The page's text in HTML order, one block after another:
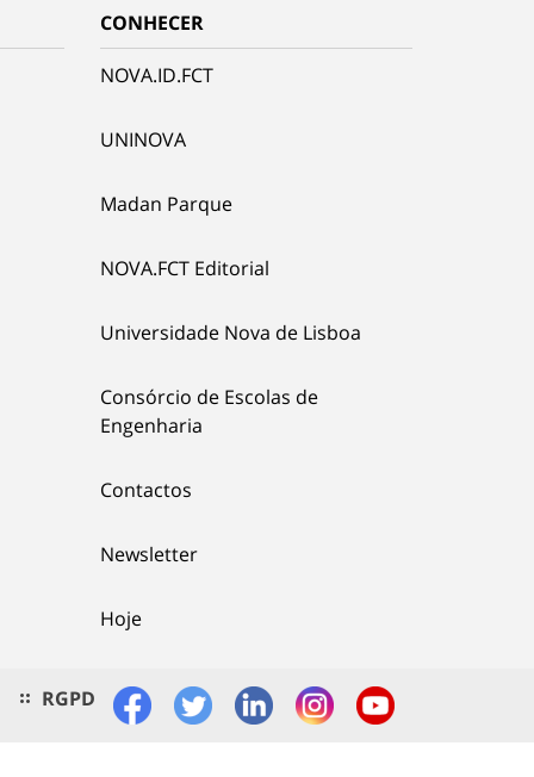
CONHECER
NOVA.ID.FCT
UNINOVA
Madan Parque
NOVA.FCT Editorial
Universidade Nova de Lisboa
Consórcio de Escolas de
Engenharia
Contactos
Newsletter
Hoje
RGPD